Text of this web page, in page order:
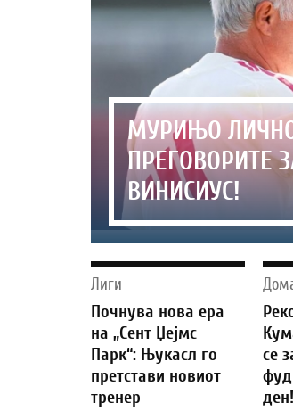
МУРИЊО
ПРЕГОВОРИТЕ
ВИНИСИУС!
Лиги
Почнува нова ера
на „Сент Џејмс
Парк“: Њукасл го
претстави новиот
тренер
се
ден!